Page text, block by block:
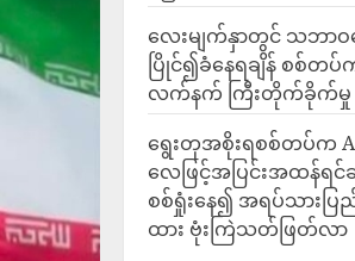
လေးမျက်နှာတွင် သဘာ
ပြိုင်၍ခံနေရချိန် စစ်တပ်
လက်နက် ကြီးတိုက်ခိုက်မှု
ရွေးတုအစိုးရစစ်တပ်က
လေဖြင့်အပြင်းအထန်ရ
စစ်ရှုံးနေ၍ အရပ်သား
ထား ဗုံးကြဲသတ်ဖြတ်လာ